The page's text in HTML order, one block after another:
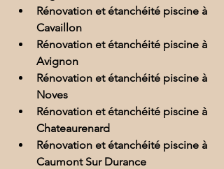
Rénovation et étanchéité piscine à
Cavaillon
Rénovation et étanchéité piscine à
Avignon
Rénovation et étanchéité piscine à
Noves
Rénovation et étanchéité piscine à
Chateaurenard
Rénovation et étanchéité piscine à
Caumont Sur Durance